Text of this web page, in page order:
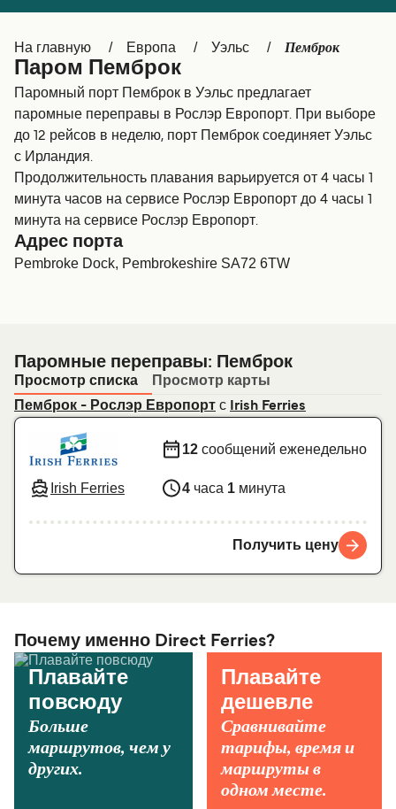
Ελλάδα Belgique (FR)
Polska Deutschland
Schweiz (DE) Norge
Україна
المغرب Maroc (FR)
На главную Европа Уэльс Пемброк
Паром Пемброк
Паромный порт Пемброк в Уэльс предлагает
паромные переправы в Рослэр Европорт. При выборе
до 12 рейсов в неделю, порт Пемброк соединяет Уэльс
с Ирландия.
Продолжительность плавания варьируется от 4 часы 1
минута часов на сервисе Рослэр Европорт до 4 часы 1
минута на сервисе Рослэр Европорт.
Адрес порта
Pembroke Dock, Pembrokeshire SA72 6TW
Паромные переправы: Пемброк
Просмотр списка
Просмотр карты
Пемброк - Рослэр Европорт с Irish Ferries
Irish Ferries
12 сообщений еженедельно
4 часа 1 минута
Получить цену
Почему именно Direct Ferries?
Плавайте
повсюду
Больше
маршрутов, чем у
других.
Плавайте
дешевле
Сравнивайте
тарифы, время и
маршруты в
одном месте.